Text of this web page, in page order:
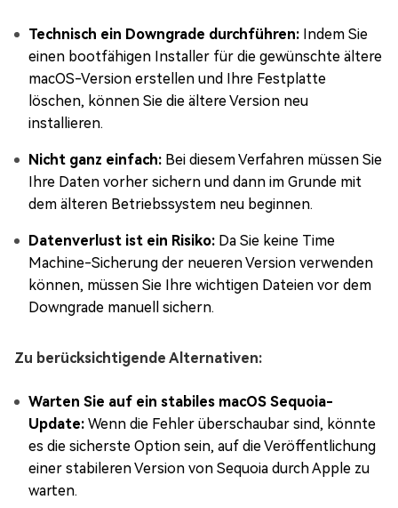
Technisch ein Downgrade durchführen: Indem Sie
einen bootfähigen Installer für die gewünschte ältere
macOS-Version erstellen und Ihre Festplatte
löschen, können Sie die ältere Version neu
installieren.
Nicht ganz einfach: Bei diesem Verfahren müssen Sie
Ihre Daten vorher sichern und dann im Grunde mit
dem älteren Betriebssystem neu beginnen.
Datenverlust ist ein Risiko: Da Sie keine Time
Machine-Sicherung der neueren Version verwenden
können, müssen Sie Ihre wichtigen Dateien vor dem
Downgrade manuell sichern.
Zu berücksichtigende Alternativen:
Warten Sie auf ein stabiles macOS Sequoia-
Update: Wenn die Fehler überschaubar sind, könnte
es die sicherste Option sein, auf die Veröffentlichung
einer stabileren Version von Sequoia durch Apple zu
warten.